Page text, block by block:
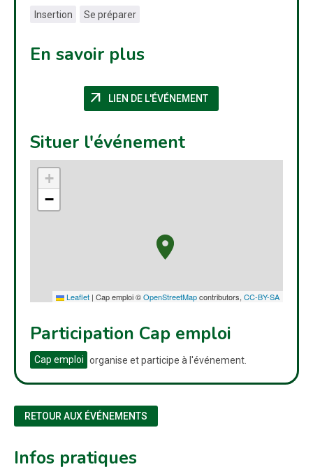
Insertion Se préparer
En savoir plus
arrow_outward LIEN DE L'ÉVÉNEMENT(NOUVELLE FENÊTRE)
Situer l'événement
+
−
Leaflet | Cap emploi ©OpenStreetMapcontributors, CC-BY-SA
Participation Cap emploi
Cap emploi organise et participe à l'événement.
RETOUR AUX ÉVÉNEMENTS
Infos pratiques